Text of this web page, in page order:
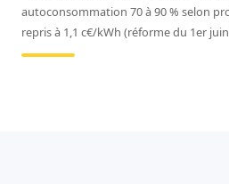
autoconsommation 70 à 90 % selon
repris à 1,1 c€/kWh (réforme du 1er